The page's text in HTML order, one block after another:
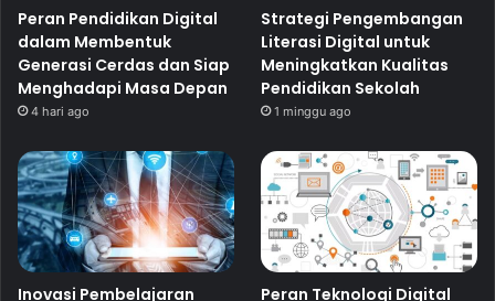
Peran Pendidikan Digital
dalam Membentuk
Generasi Cerdas dan Siap
Menghadapi Masa Depan
4 hari ago
Strategi Pengembangan
Literasi Digital untuk
Meningkatkan Kualitas
Pendidikan Sekolah
1 minggu ago
Inovasi Pembelajaran Peran Teknologi Digital